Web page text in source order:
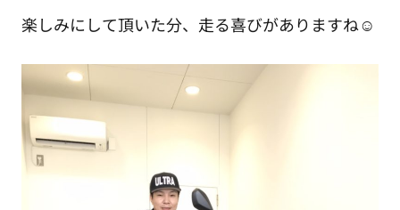
楽しみにして頂いた分、走る喜びがありますね☺